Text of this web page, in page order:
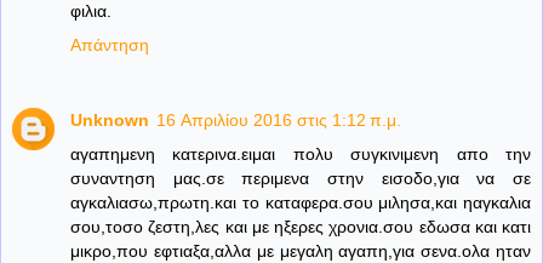
φιλια.
Απάντηση
Unknown 16 Απριλίου 2016 στις 1:12 π.μ.
αγαπημενη κατερινα.ειμαι πολυ συγκινιμενη απο την
συναντηση μας.σε περιμενα στην εισοδο,για να σε
αγκαλιασω,πρωτη.και το καταφερα.σου μιλησα,και ηαγκαλια
σου,τοσο ζεστη,λες και με ηξερες χρονια.σου εδωσα και κατι
μικρο,που εφτιαξα,αλλα με μεγαλη αγαπη,για σενα.ολα ηταν